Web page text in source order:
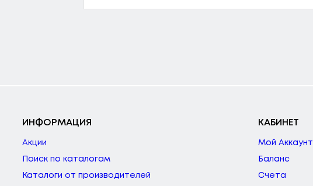
ИНФОРМАЦИЯ
Акции
Поиск по каталогам
Каталоги от производителей
КАБИНЕТ
Мой Аккаунт
Баланс
Счета